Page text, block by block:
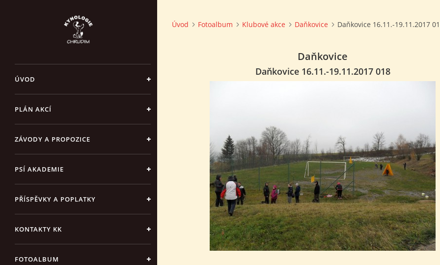
ÚVOD
PLÁN AKCÍ
ZÁVODY A PROPOZICE
PSÍ AKADEMIE
PŘÍSPĚVKY A POPLATKY
KONTAKTY KK
FOTOALBUM
Úvod Fotoalbum Klubové akce Daňkovice Daňkovice 16.11.-19.11.2017
Daňkovice
Daňkovice 16.11.-19.11.2017 018